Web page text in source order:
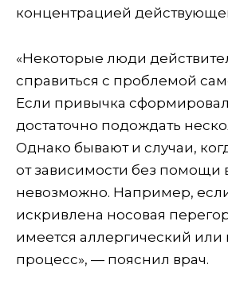
концентрацией
«Некоторые люди
справиться с проблемой
Если привычка
достаточно подождать
Однако бывают и случаи,
от зависимости без помощи
невозможно. Например,
искривлена ​​носовая
имеется аллергический
процесс», — пояснил врач.